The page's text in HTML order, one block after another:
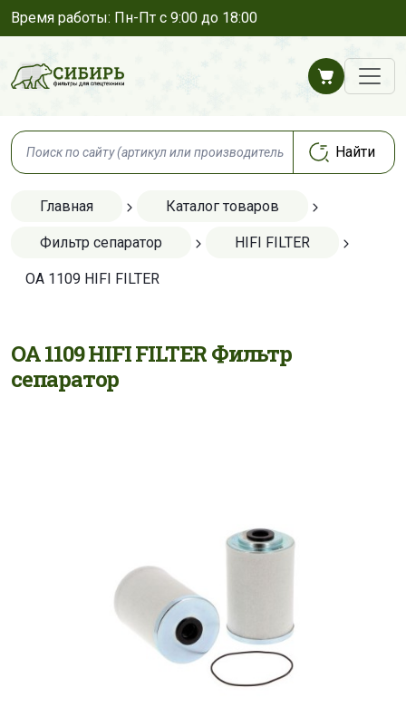
Время работы: Пн-Пт с 9:00 до 18:00
Главная Каталог товаров
Фильтр сепаратор HIFI FILTER
OA 1109 HIFI FILTER
OA 1109 HIFI FILTER Фильтр
сепаратор